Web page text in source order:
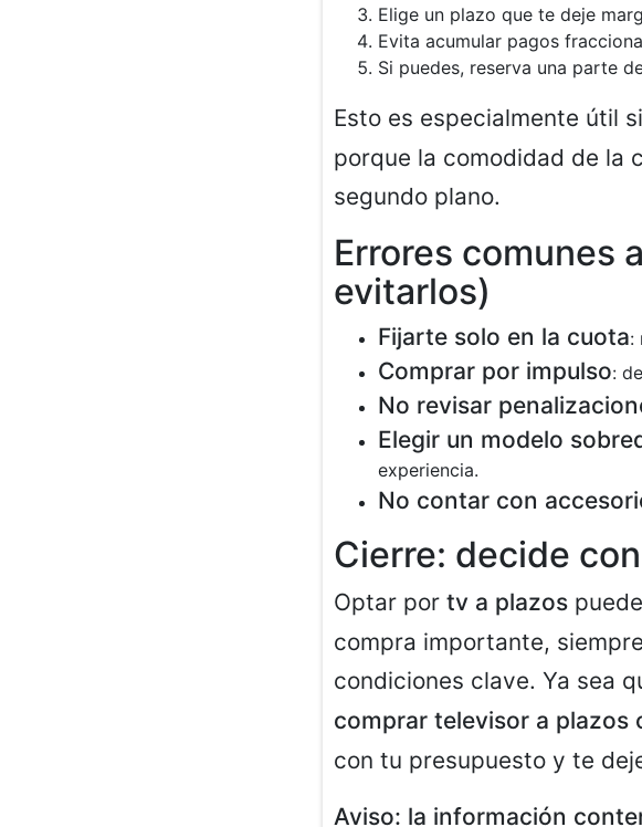
Elige un plazo que te deje
Evita acumular pagos
Si puedes, reserva una parte
Esto es especialmente útil
porque la comodidad de la
segundo plano.
Errores comunes
evitarlos)
Fijarte solo en la cuota:
Comprar por impulso:
No revisar
Elegir un modelo
experiencia.
No contar con
Cierre: decide
Optar por tv a plazos
compra importante,
condiciones clave. Ya sea
comprar televisor a plazos
con tu presupuesto y te
Aviso: la información